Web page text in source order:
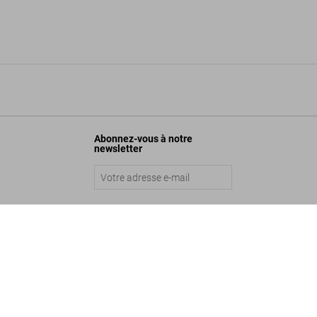
Abonnez-vous à notre
newsletter